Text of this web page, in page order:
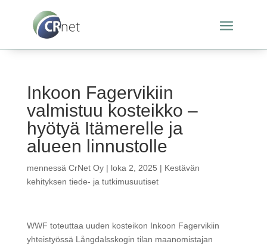
Inkoon Fagervikiin
valmistuu kosteikko –
hyötyä Itämerelle ja
alueen linnustolle
mennessä CrNet Oy| loka 2, 2025 | Kestävän
kehityksen tiede- ja tutkimusuutiset
WWF toteuttaa uuden kosteikon Inkoon Fagervikiin
yhteistyössä Långdalsskogin tilan maanomistajan